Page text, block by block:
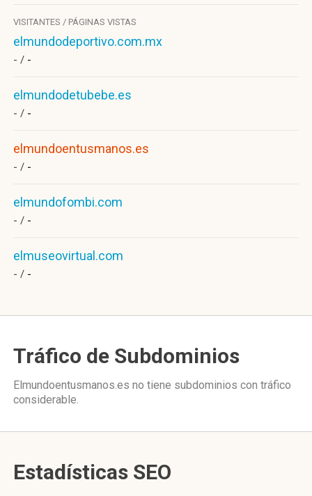
VISITANTES / PÁGINAS VISTAS
elmundodeportivo.com.mx
- / -
elmundodetubebe.es
- / -
elmundoentusmanos.es
- / -
elmundofombi.com
- / -
elmuseovirtual.com
- / -
Tráfico de Subdominios
Elmundoentusmanos.es no tiene subdominios con tráfico
considerable.
Estadísticas SEO